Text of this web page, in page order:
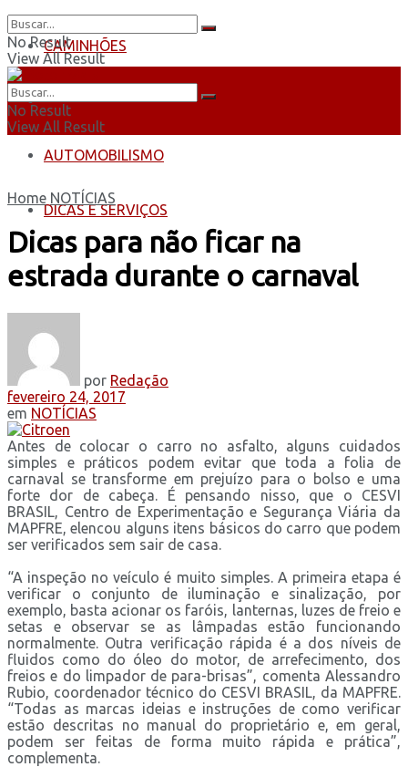
CAMINHÕES
ÔNIBUS
AUTOMOBILISMO
DICAS E SERVIÇOS
No Result
View All Result
No Result
View All Result
Home NOTÍCIAS
Dicas para não ficar na
estrada durante o carnaval
por Redação
fevereiro 24, 2017
em NOTÍCIAS
Antes de colocar o carro no asfalto, alguns cuidados
simples e práticos podem evitar que toda a folia de
carnaval se transforme em prejuízo para o bolso e uma
forte dor de cabeça. É pensando nisso, que o CESVI
BRASIL, Centro de Experimentação e Segurança Viária da
MAPFRE, elencou alguns itens básicos do carro que podem
ser verificados sem sair de casa.
“A inspeção no veículo é muito simples. A primeira etapa é
verificar o conjunto de iluminação e sinalização, por
exemplo, basta acionar os faróis, lanternas, luzes de freio e
setas e observar se as lâmpadas estão funcionando
normalmente. Outra verificação rápida é a dos níveis de
fluidos como do óleo do motor, de arrefecimento, dos
freios e do limpador de para-brisas”, comenta Alessandro
Rubio, coordenador técnico do CESVI BRASIL, da MAPFRE.
“Todas as marcas ideias e instruções de como verificar
estão descritas no manual do proprietário e, em geral,
podem ser feitas de forma muito rápida e prática”,
complementa.